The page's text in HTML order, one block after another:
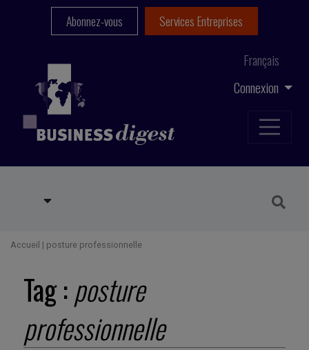
Connexion
Français
Abonnez-vous Services Entreprises
Accueil | posture professionnelle
Tag :posture
professionnelle